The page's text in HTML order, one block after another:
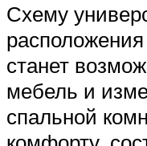
Схему
расположения
станет
мебель и
спальной